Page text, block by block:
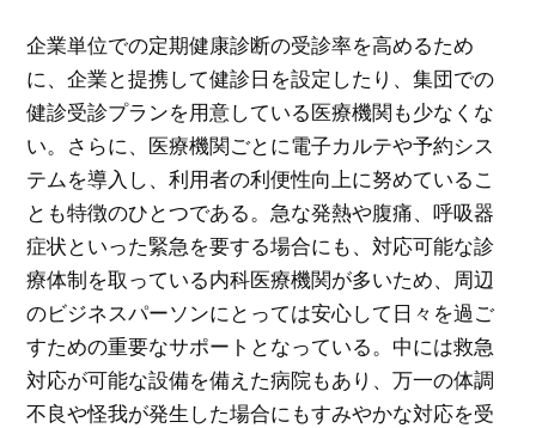
企業単位での定期健康診断の受診率を高めるため
に、企業と提携して健診日を設定したり、集団での
健診受診プランを用意している医療機関も少なくな
い。さらに、医療機関ごとに電子カルテや予約シス
テムを導入し、利用者の利便性向上に努めているこ
とも特徴のひとつである。急な発熱や腹痛、呼吸器
症状といった緊急を要する場合にも、対応可能な診
療体制を取っている内科医療機関が多いため、周辺
のビジネスパーソンにとっては安心して日々を過ご
すための重要なサポートとなっている。中には救急
対応が可能な設備を備えた病院もあり、万一の体調
不良や怪我が発生した場合にもすみやかな対応を受